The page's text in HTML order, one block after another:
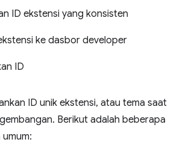
ID ekstensi yang konsisten
ke dasbor developer
ID
ID unik ekstensi, atau tema saat
Berikut adalah beberapa